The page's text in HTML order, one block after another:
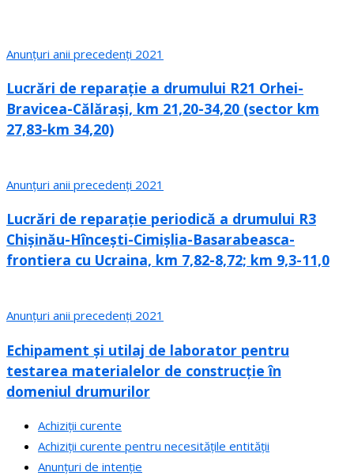
Anunțuri anii precedenți 2021
Lucrări de reparație a drumului R21 Orhei-
Bravicea-Călărași, km 21,20-34,20 (sector km
27,83-km 34,20)
Anunțuri anii precedenți 2021
Lucrări de reparație periodică a drumului R3
Chișinău-Hîncești-Cimișlia-Basarabeasca-
frontiera cu Ucraina, km 7,82-8,72; km 9,3-11,0
Anunțuri anii precedenți 2021
Echipament și utilaj de laborator pentru
testarea materialelor de construcție în
domeniul drumurilor
Achiziții curente
Achiziții curente pentru necesitățile entității
Anunțuri de intenție